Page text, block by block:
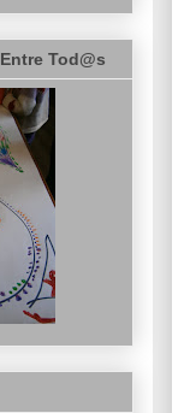
Tod@s